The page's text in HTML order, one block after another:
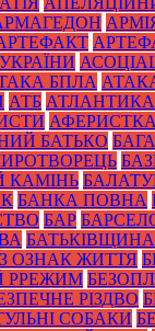
БПЛА
АТБ АТЛАНТИКА
АФЕРИСТКА
БАТЬКО
КАМІНЬ
БАНКА ПОВНА
БАР
ОЗНАК ЖИТТЯ
РРЕЖИМ
РІЗДВО
СОБАКИ